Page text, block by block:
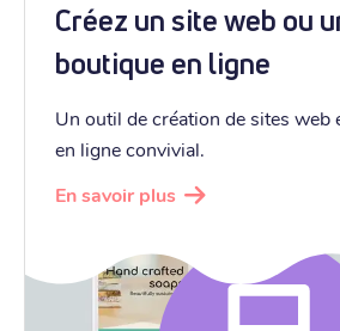
Créez un site web ou
boutique en ligne
Un outil de création de sites web
en ligne convivial.
En savoir plus